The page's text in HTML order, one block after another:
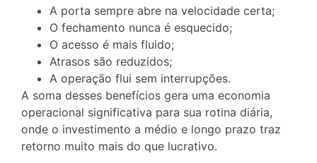
A porta sempre abre na velocidade certa;
O fechamento nunca é esquecido;
O acesso é mais fluido;
Atrasos são reduzidos;
A operação flui sem interrupções.
A soma desses benefícios gera uma economia
operacional significativa para sua rotina diária,
onde o investimento a médio e longo prazo traz
retorno muito mais do que lucrativo.